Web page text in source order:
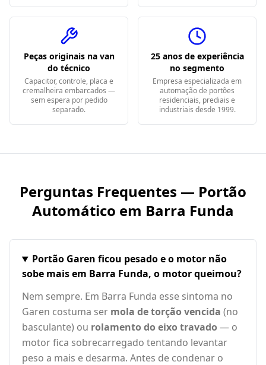
Peças originais na van
do técnico
Capacitor, controle, placa e
cremalheira embarcados —
sem espera por pedido
separado.
25 anos de experiência
no segmento
Empresa especializada em
automação de portões
residenciais, prediais e
industriais desde 1999.
Perguntas Frequentes — Portão
Automático em Barra Funda
Portão Garen ficou pesado e o motor não
sobe mais em Barra Funda, o motor queimou?
Nem sempre. Em Barra Funda esse sintoma no
Garen costuma ser mola de torção vencida (no
basculante) ou rolamento do eixo travado — o
motor fica sobrecarregado tentando levantar
peso a mais e desarma. Antes de condenar o